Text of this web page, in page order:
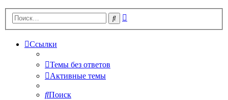
Поиск
Ссылки
Темы без ответов
Активные темы
Поиск